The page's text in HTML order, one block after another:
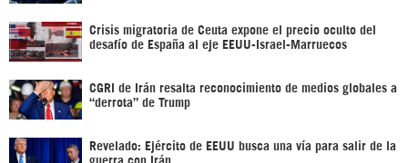
Crisis migratoria de Ceuta expone el precio oculto del
desafío de España al eje EEUU-Israel-Marruecos
CGRI de Irán resalta reconocimiento de medios globales a
“derrota” de Trump
Revelado: Ejército de EEUU busca una vía para salir de la
guerra con Irán